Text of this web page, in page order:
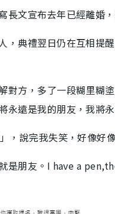
長文宣布去年已經離婚
，典禮翌日仍在互相
對方，多了一段糊里糊
永遠是我的朋友，我將
，說完我失笑，好像好
是朋友。I have a